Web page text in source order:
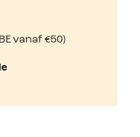
vanaf €50)